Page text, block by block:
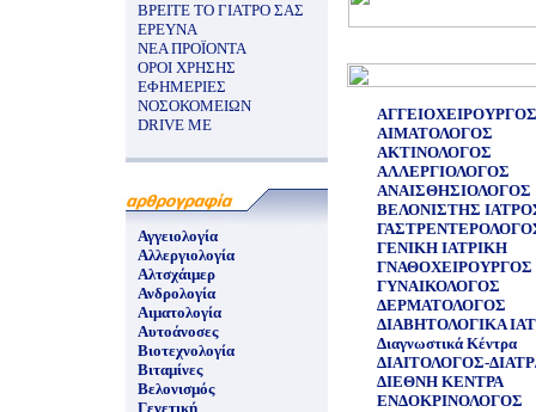
ΒΡΕΙΤΕ ΤΟ ΓΙΑΤΡΟ ΣΑΣ
ΕΡΕΥΝΑ
ΝΕΑ ΠΡΟΪΟΝΤΑ
ΟΡΟΙ ΧΡΗΣΗΣ
ΕΦΗΜΕΡΙΕΣ
ΝΟΣΟΚΟΜΕΙΩΝ
DRIVE ME
Αγγειολογία
Αλλεργιολογία
Αλτσχάιμερ
Ανδρολογία
Αιματολογία
Αυτοάνοσες
Βιοτεχνολογία
Βιταμίνες
Βελονισμός
Γενετική
ΑΓΓΕΙΟΧΕΙΡΟΥΡΓΟΣ
ΑΙΜΑΤΟΛΟΓΟΣ
ΑΚΤΙΝΟΛΟΓΟΣ
ΑΛΛΕΡΓΙΟΛΟΓΟΣ
ΑΝΑΙΣΘΗΣΙΟΛΟΓΟΣ
ΒΕΛΟΝΙΣΤΗΣ
ΓΕΝΙΚΗ ΙΑΤΡΙΚΗ
ΓΝΑΘΟΧΕΙΡΟΥΡΓΟΣ
ΓΥΝΑΙΚΟΛΟΓΟΣ
ΔΕΡΜΑΤΟΛΟΓΟΣ
ΔΙΑΒΗΤΟΛΟΓΙΚΑ
Διαγνωστικά Κέντρα
ΔΙΑΙΤΟΛΟΓΟΣ-
ΔΙΕΘΝΗ ΚΕΝΤΡΑ
ΕΝΔΟΚΡΙΝΟΛΟΓΟΣ